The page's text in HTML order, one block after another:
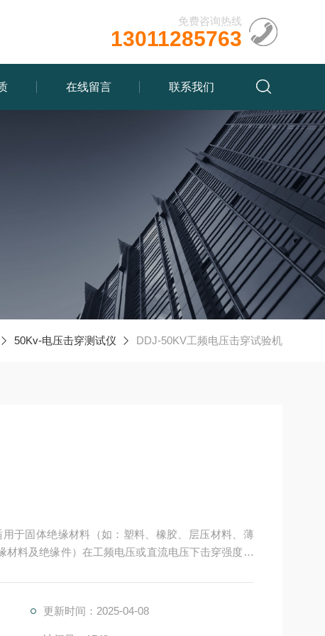
免费咨询热线
13011285763
在线留言 联系我们
50Kv-电压击穿测试仪 DDJ-50KV工频电压击穿试验机
于固体绝缘材料（如：塑料、橡胶、层压材料、薄
材料及绝缘件）在工频电压或直流电压下击穿强度和
更新时间：2025-04-08